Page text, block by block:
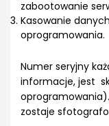
zabootowanie
Kasowanie
oprogramowania.
Numer seryjny
informacje, jest
zostaje